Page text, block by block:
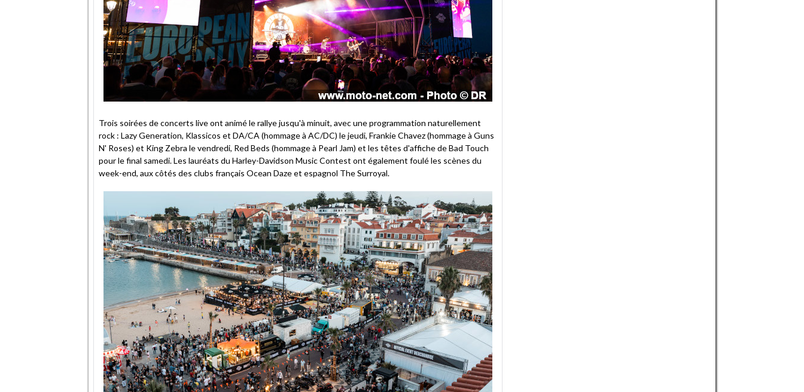
Trois soirées de concerts live ont animé le rallye jusqu'à minuit, avec une programmation naturellement
rock : Lazy Generation, Klassicos et DA/CA (hommage à AC/DC) le jeudi, Frankie Chavez (hommage à Guns
N' Roses) et King Zebra le vendredi, Red Beds (hommage à Pearl Jam) et les têtes d'affiche de Bad Touch
pour le final samedi. Les lauréats du Harley-Davidson Music Contest ont également foulé les scènes du
week-end, aux côtés des clubs français Ocean Daze et espagnol The Surroyal.